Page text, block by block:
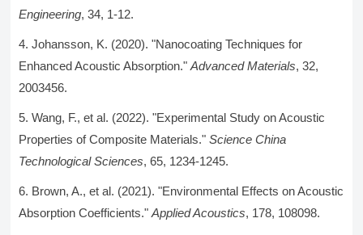
Engineering, 34, 1-12.
Johansson, K. (2020). "Nanocoating Techniques for
Enhanced Acoustic Absorption."Advanced Materials, 32,
2003456.
Wang, F., et al. (2022). "Experimental Study on Acoustic
Properties of Composite Materials."Science China
Technological Sciences, 65, 1234-1245.
Brown, A., et al. (2021). "Environmental Effects on Acoustic
Absorption Coefficients."Applied Acoustics, 178, 108098.